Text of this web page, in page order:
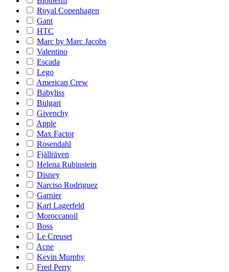
Royal Copenhagen
Gant
HTC
Marc by Marc Jacobs
Valentino
Escada
Lego
American Crew
Babyliss
Bulgari
Givenchy
Apple
Max Factor
Rosendahl
Fjällräven
Helena Rubinstein
Disney
Narciso Rodriguez
Garnier
Karl Lagerfeld
Moroccanoil
Boss
Le Creuset
Acne
Kevin Murphy
Fred Perry